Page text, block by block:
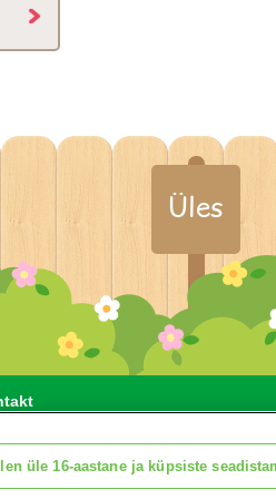
Üles
üle 16-aastane ja küpsiste